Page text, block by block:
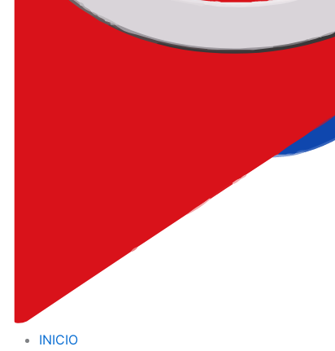
INICIO